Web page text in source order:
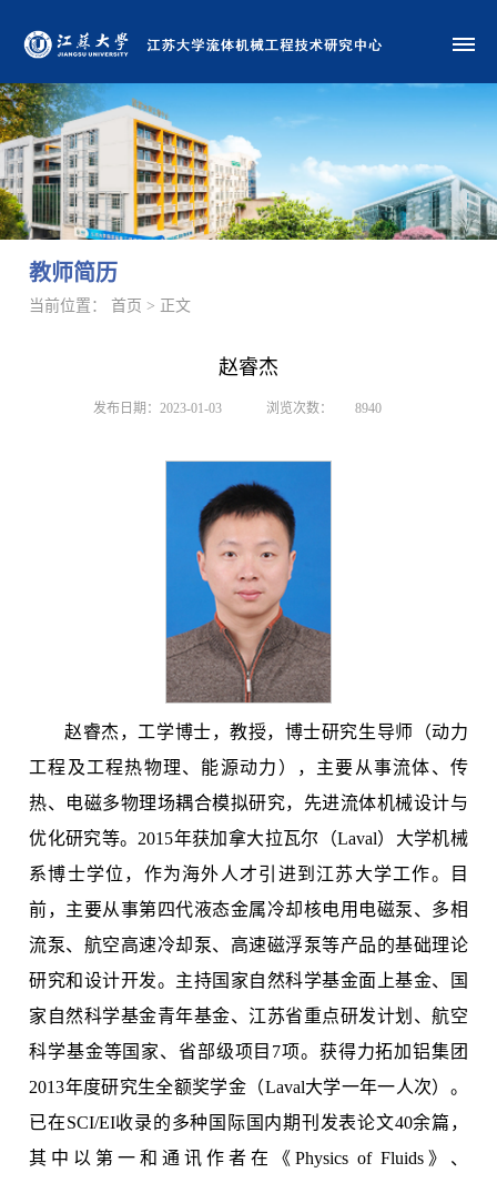
教师简历
当前位置： 首页 > 正文
赵睿杰
发布日期：2023-01-03 浏览次数： 8940
赵睿杰，工学博士，教授，博士研究生导师（动力
工程及工程热物理、能源动力），主要从事流体、传
热、电磁多物理场耦合模拟研究，先进流体机械设计与
优化研究等。2015年获加拿大拉瓦尔（Laval）大学机械
系博士学位，作为海外人才引进到江苏大学工作。目
前，主要从事第四代液态金属冷却核电用电磁泵、多相
流泵、航空高速冷却泵、高速磁浮泵等产品的基础理论
研究和设计开发。主持国家自然科学基金面上基金、国
家自然科学基金青年基金、江苏省重点研发计划、航空
科学基金等国家、省部级项目7项。获得力拓加铝集团
2013年度研究生全额奖学金（Laval大学一年一人次）。
已在SCI/EI收录的多种国际国内期刊发表论文40余篇，
其中以第一和通讯作者在《Physics of Fluids》、